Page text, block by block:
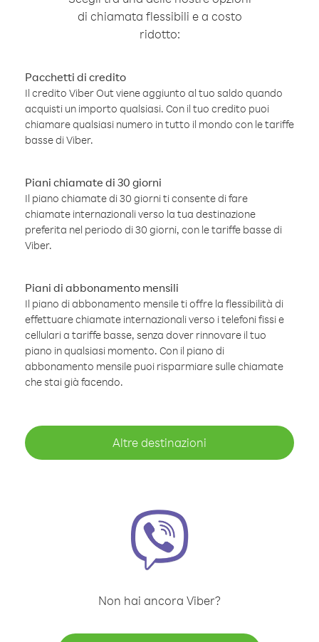
di chiamata flessibili e a costo
ridotto:
Pacchetti di credito
Il credito Viber Out viene aggiunto al tuo saldo quando
acquisti un importo qualsiasi. Con il tuo credito puoi
chiamare qualsiasi numero in tutto il mondo con le tariffe
basse di Viber.
Piani chiamate di 30 giorni
Il piano chiamate di 30 giorni ti consente di fare
chiamate internazionali verso la tua destinazione
preferita nel periodo di 30 giorni, con le tariffe basse di
Viber.
Piani di abbonamento mensili
Il piano di abbonamento mensile ti offre la flessibilità di
effettuare chiamate internazionali verso i telefoni fissi e
cellulari a tariffe basse, senza dover rinnovare il tuo
piano in qualsiasi momento. Con il piano di
abbonamento mensile puoi risparmiare sulle chiamate
che stai già facendo.
Altre destinazioni
Non hai ancora Viber?